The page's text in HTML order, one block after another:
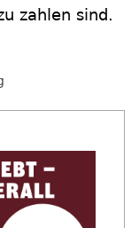
zahlen sind.